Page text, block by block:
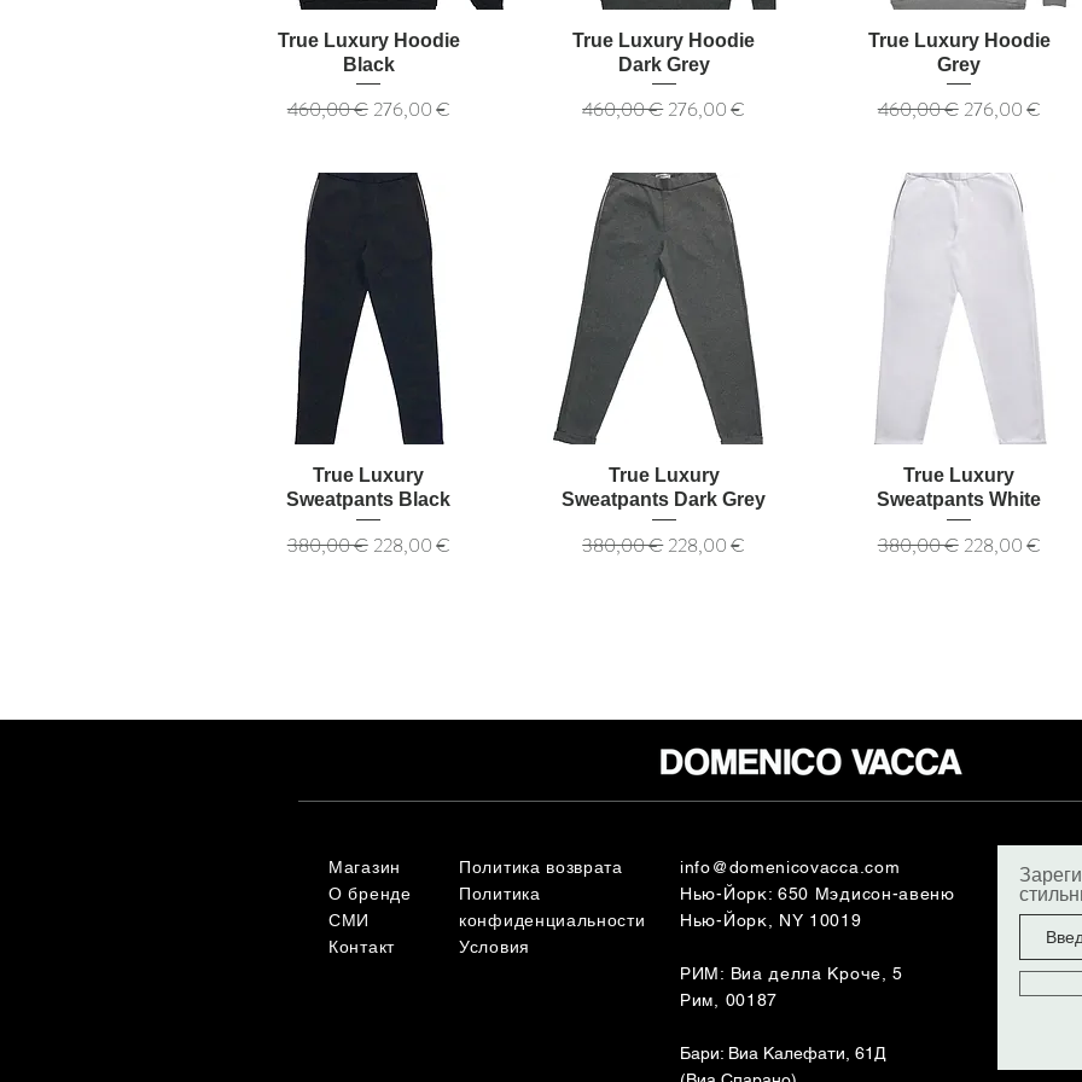
True Luxury Hoodie
Black
Обычная цена
460,00 € Цена со скидкой
276,00 €
True Luxury Hoodie
Dark Grey
Обычная цена
460,00 € Цена со скидкой
276,00 €
True Luxury Hoodie
Grey
Обычная цена
460,00 € Цена со скидкой
276,00 €
True Luxury
Sweatpants Black
Обычная цена
380,00 € Цена со скидкой
228,00 €
True Luxury
Sweatpants Dark Grey
Обычная цена
380,00 € Цена со скидкой
228,00 €
True Luxury
Sweatpants White
Обычная цена
380,00 € Цена со скидкой
228,00 €
Магазин
О бренде
СМИ
Контакт
Политика возврата
Политика
конфиденциальности
Условия
info@domenicovacca.com
Нью-Йорк: 650 Мэдисон-авеню
Нью-Йорк, NY 10019
РИМ: Виа делла Кроче, 5
Рим, 00187
Бари: Виа Калефати, 61Д